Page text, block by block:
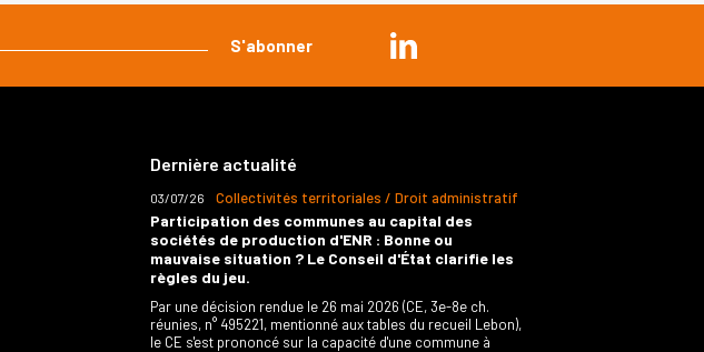
Dernière actualité
03/07/26 Collectivités territoriales / Droit administratif
Participation des communes au capital des
sociétés de production d'ENR : Bonne ou
mauvaise situation ? Le Conseil d'État clarifie les
règles du jeu.
Par une décision rendue le 26 mai 2026 (CE, 3e-8e ch.
réunies, n° 495221, mentionné aux tables du recueil Lebon),
le CE s'est prononcé sur la capacité d'une commune à